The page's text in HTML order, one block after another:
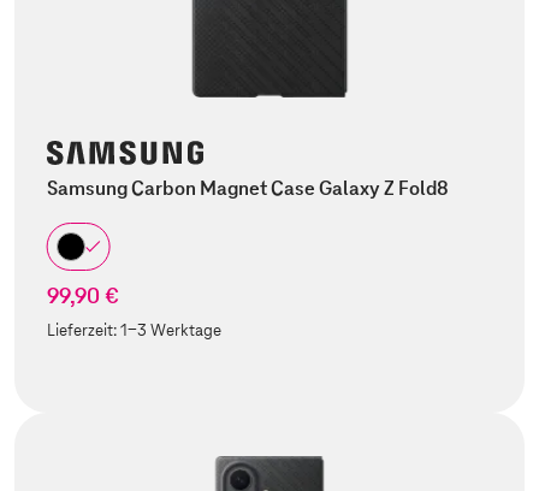
Samsung Carbon Magnet Case Galaxy Z Fold8
99,90 €
Lieferzeit:1-3 Werktage